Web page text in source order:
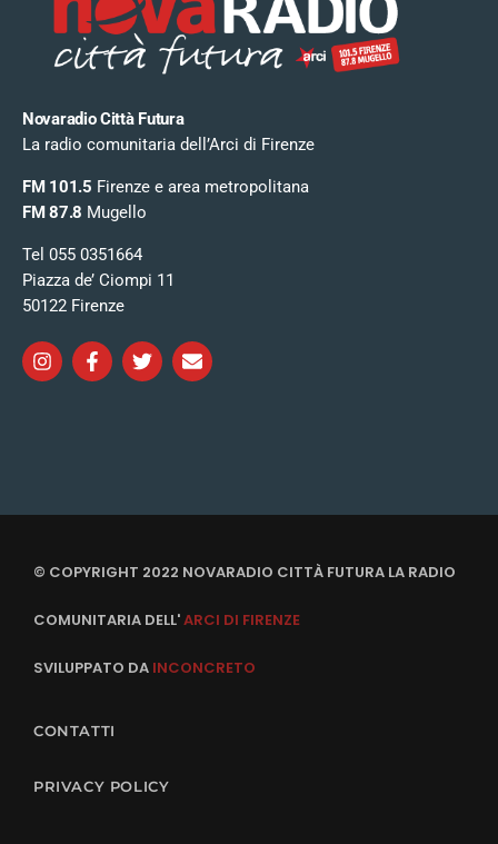
Novaradio Città Futura
La radio comunitaria dell’Arci di Firenze
FM 101.5 Firenze e area metropolitana
FM 87.8 Mugello
Tel 055 0351664
Piazza de’ Ciompi 11
50122 Firenze
© COPYRIGHT 2022 NOVARADIO CITTÀ FUTURA LA RADIO
COMUNITARIA DELL'ARCI DI FIRENZE
SVILUPPATO DA INCONCRETO
CONTATTI
PRIVACY POLICY